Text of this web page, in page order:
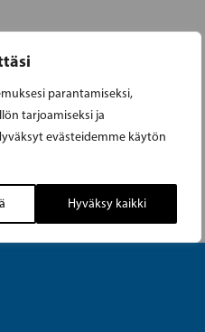
parantamiseksi,
tarjoamiseksi ja
evästeidemme käytön
Hyväksy kaikki
siffrorna i